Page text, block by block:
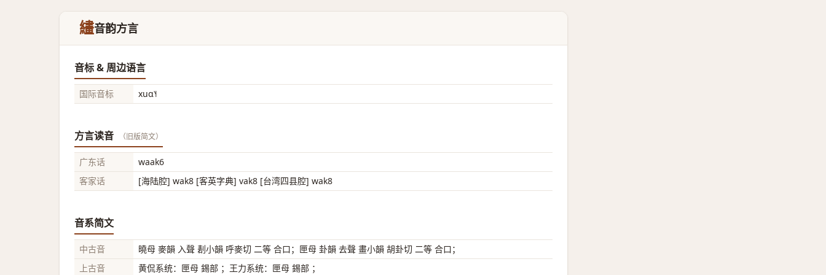
繣音韵方言
音标 & 周边语言
国际音标 xuɑ˥˧
方言读音 （旧版简文）
广东话
waak6
客家话
[海陆腔] wak8 [客英字典] vak8 [台湾四县腔] wak8
音系简文
中古音
曉母 麥韻 入聲 剨小韻 呼麥切 二等 合口；匣母 卦韻 去聲 畫小韻 胡卦切 二等 合口；
上古音
黄侃系统：匣母 錫部 ；王力系统：匣母 錫部 ；